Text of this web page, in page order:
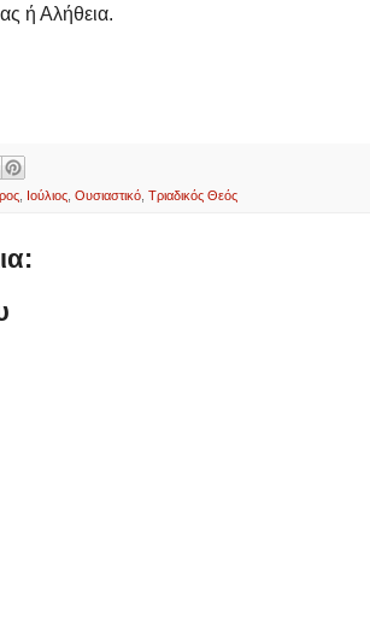
ή Αλήθεια.
Ιούλιος Ουσιαστικό Τριαδικός Θεός